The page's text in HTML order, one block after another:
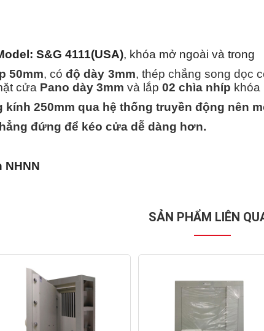
S&G 4111(USA), khóa mở ngoài và trong
50mm, cóđộ dày 3mm, thép chắng song dọc
cửa Pano dày 3mm và lắp 02 chìa nhíp khóa
kính 250mm qua hệ thống truyền động nên
đứng để kéo cửa dễ dàng hơn.
SẢN PHẨM LIÊN